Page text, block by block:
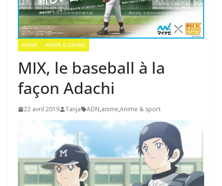
ANIME ANIME & DRAMA
MIX, le baseball à la
façon Adachi
22 avril 2019 Tanja ADN,anime,Anime & sport